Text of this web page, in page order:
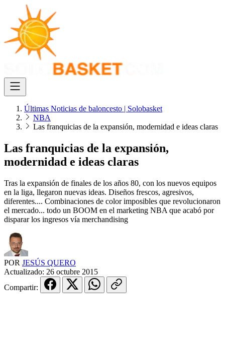
Últimas Noticias de baloncesto | Solobasket
NBA
Las franquicias de la expansión, modernidad e ideas claras
Las franquicias de la expansión,
modernidad e ideas claras
Tras la expansión de finales de los años 80, con los nuevos equipos
en la liga, llegaron nuevas ideas. Diseños frescos, agresivos,
diferentes.... Combinaciones de color imposibles que revolucionaron
el mercado... todo un BOOM en el marketing NBA que acabó por
disparar los ingresos vía merchandising
POR JESÚS QUERO
Actualizado: 26 octubre 2015
Compartir: